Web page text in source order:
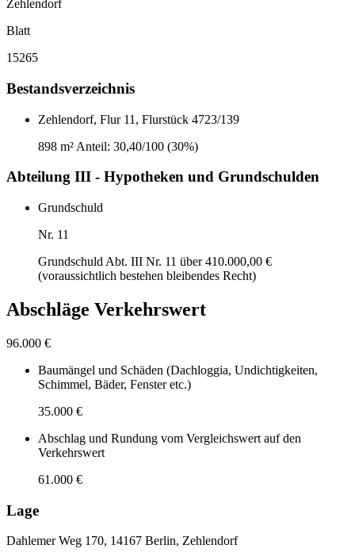
Zehlendorf
Blatt
15265
Bestandsverzeichnis
Zehlendorf, Flur 11, Flurstück 4723/139
898 m² Anteil: 30,40/100 (30%)
Abteilung III - Hypotheken und Grundschulden
Grundschuld
Nr. 11
Grundschuld Abt. III Nr. 11 über 410.000,00 €
(voraussichtlich bestehen bleibendes Recht)
Abschläge Verkehrswert
96.000 €
Baumängel und Schäden (Dachloggia, Undichtigkeiten,
Schimmel, Bäder, Fenster etc.)
35.000 €
Abschlag und Rundung vom Vergleichswert auf den
Verkehrswert
61.000 €
Lage
Dahlemer Weg 170, 14167 Berlin, Zehlendorf